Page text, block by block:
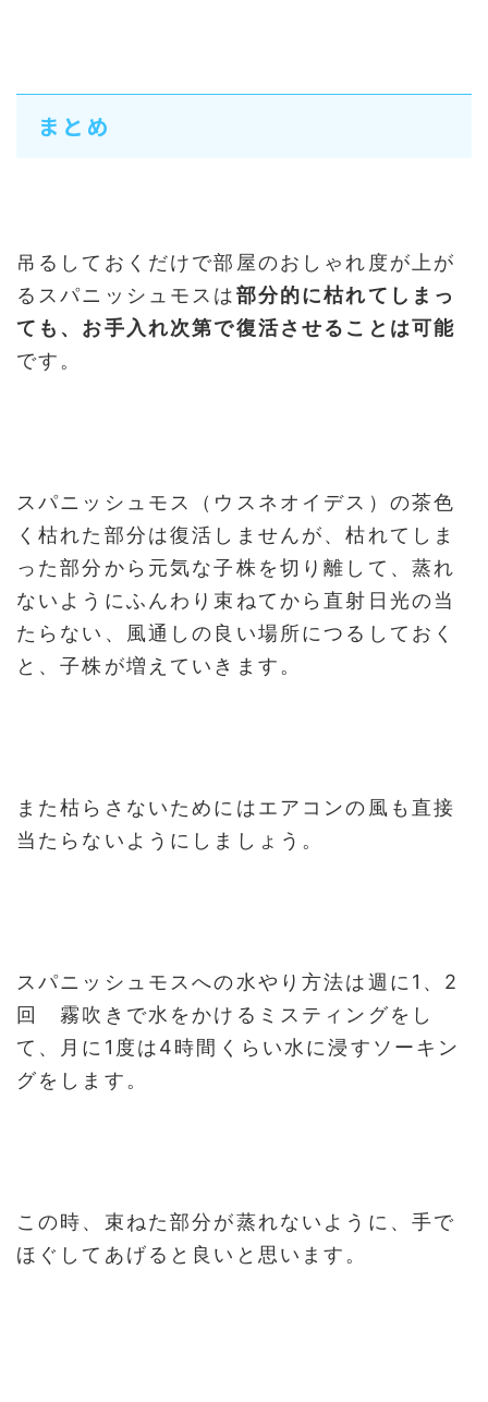
まとめ
吊るしておくだけで部屋のおしゃれ度が上が
るスパニッシュモスは部分的に枯れてしまっ
ても、お手入れ次第で復活させることは可能
です。
スパニッシュモス（ウスネオイデス）の茶色
く枯れた部分は復活しませんが、枯れてしま
った部分から元気な子株を切り離して、蒸れ
ないようにふんわり束ねてから直射日光の当
たらない、風通しの良い場所につるしておく
と、子株が増えていきます。
また枯らさないためにはエアコンの風も直接
当たらないようにしましょう。
スパニッシュモスへの水やり方法は週に1、2
回 霧吹きで水をかけるミスティングをし
て、月に1度は4時間くらい水に浸すソーキン
グをします。
この時、束ねた部分が蒸れないように、手で
ほぐしてあげると良いと思います。